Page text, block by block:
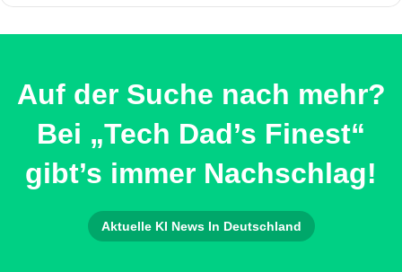
Auf der Suche nach mehr?
Bei „Tech Dad’s Finest“
gibt’s immer Nachschlag!
Aktuelle KI News In Deutschland